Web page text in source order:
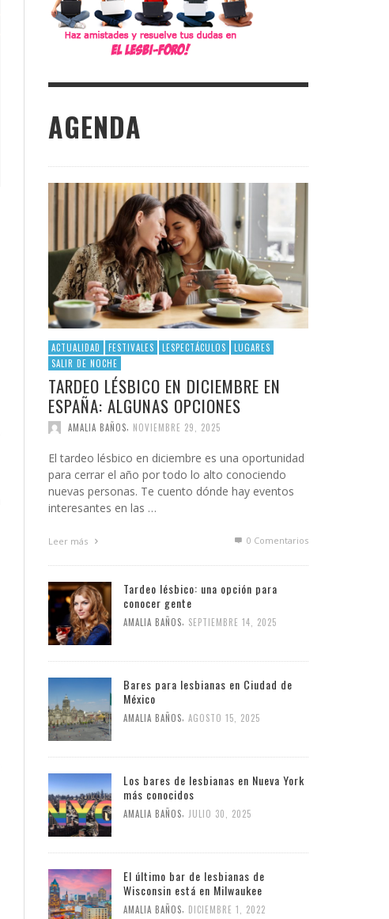
AGENDA
ACTUALIDAD FESTIVALES LESPECTÁCULOS
LUGARES
SALIR DE NOCHE
TARDEO LÉSBICO EN DICIEMBRE EN
ESPAÑA: ALGUNAS OPCIONES
AMALIA BAÑOS, NOVIEMBRE 29, 2025
El tardeo lésbico en diciembre es una oportunidad
para cerrar el año por todo lo alto conociendo
nuevas personas. Te cuento dónde hay eventos
interesantes en las …
Leer más 0 Comentarios
Tardeo lésbico: una opción para
conocer gente
AMALIA BAÑOS SEPTIEMBRE 14, 2025
Bares para lesbianas en Ciudad de
México
AMALIA BAÑOS AGOSTO 15, 2025
Los bares de lesbianas en Nueva York
más conocidos
AMALIA BAÑOS JULIO 30, 2025
El último bar de lesbianas de
Wisconsin está en Milwaukee
AMALIA BAÑOS DICIEMBRE 1, 2022